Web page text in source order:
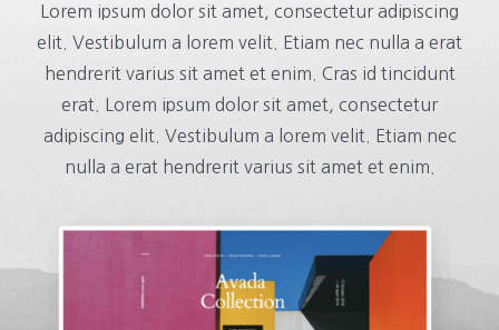
Lorem ipsum dolor sit amet, consectetur adipiscing
elit. Vestibulum a lorem velit. Etiam nec nulla a erat
hendrerit varius sit amet et enim. Cras id tincidunt
erat. Lorem ipsum dolor sit amet, consectetur
adipiscing elit. Vestibulum a lorem velit. Etiam nec
nulla a erat hendrerit varius sit amet et enim.